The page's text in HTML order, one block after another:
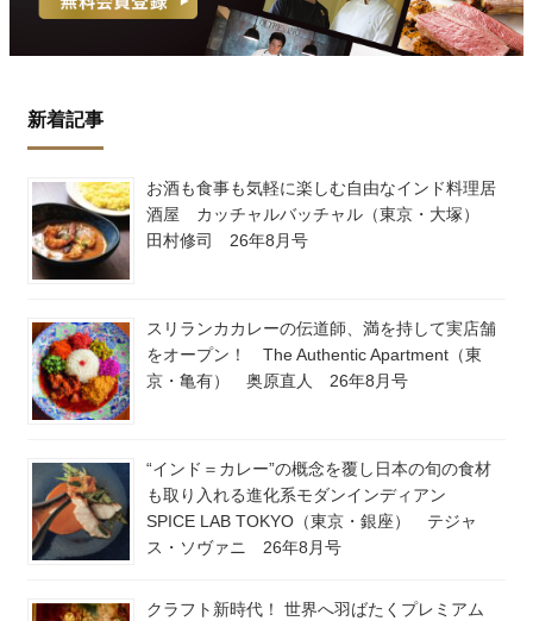
新着記事
お酒も食事も気軽に楽しむ自由なインド料理居
酒屋 カッチャルバッチャル（東京・大塚）
田村修司 26年8月号
スリランカカレーの伝道師、満を持して実店舗
をオープン！ The Authentic Apartment（東
京・亀有） 奥原直人 26年8月号
“インド＝カレー”の概念を覆し日本の旬の食材
も取り入れる進化系モダンインディアン
SPICE LAB TOKYO（東京・銀座） テジャ
ス・ソヴァニ 26年8月号
クラフト新時代！ 世界へ羽ばたくプレミアム